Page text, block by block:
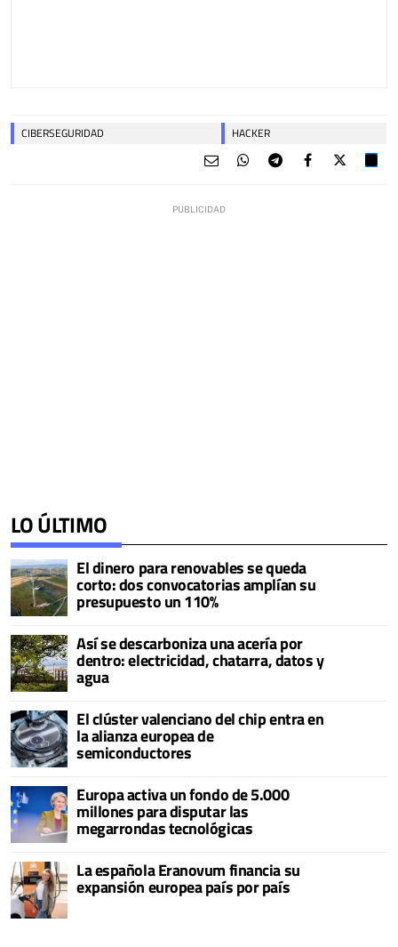
CIBERSEGURIDAD HACKER
LO ÚLTIMO
El dinero para renovables se queda
corto: dos convocatorias amplían su
presupuesto un 110%
Así se descarboniza una acería por
dentro: electricidad, chatarra, datos y
agua
El clúster valenciano del chip entra en
la alianza europea de
semiconductores
Europa activa un fondo de 5.000
millones para disputar las
megarrondas tecnológicas
La española Eranovum financia su
expansión europea país por país